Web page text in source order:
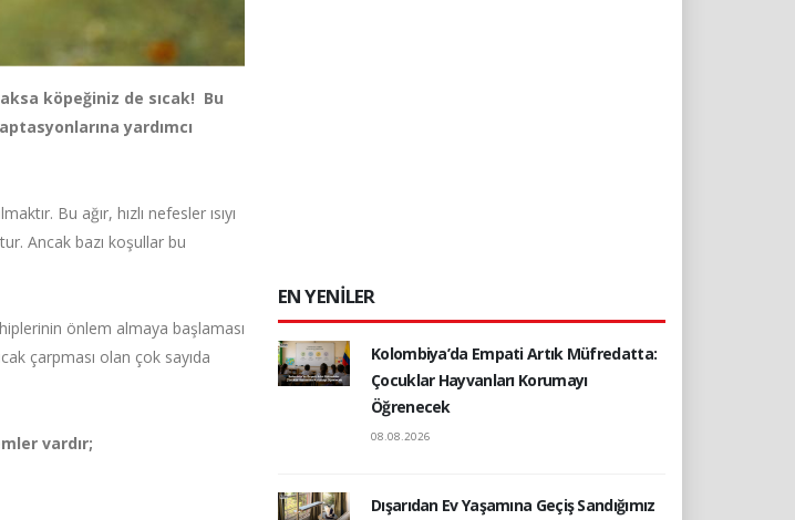
köpeğiniz de sıcak! Bu
yardımcı
Bu ağır, hızlı nefesler ısıyı
Ancak bazı koşullar bu
önlem almaya başlaması
çarpması olan çok sayıda
vardır;
EN YENİLER
Kolombiya’da Empati Artık Müfredatta:
Çocuklar Hayvanları Korumayı
Öğrenecek
08.08.2026
Dışarıdan Ev Yaşamına Geçiş Sandığımız